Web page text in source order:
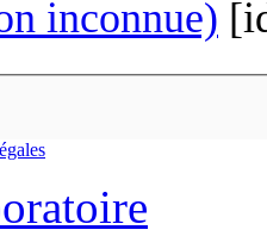
inconnue)